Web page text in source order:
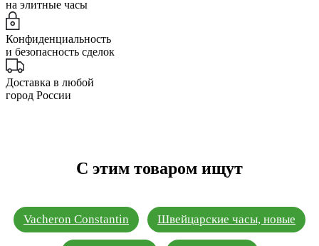
на элитные часы
Конфиденциальность
и безопасность сделок
Доставка в любой
город России
С этим товаром ищут
Vacheron Constantin Швейцарские часы, новые